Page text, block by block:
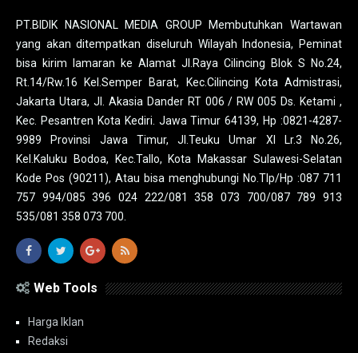
PT.BIDIK NASIONAL MEDIA GROUP Membutuhkan Wartawan
yang akan ditempatkan diseluruh Wilayah Indonesia, Peminat
bisa kirim lamaran ke Alamat Jl.Raya Cilincing Blok S No.24,
Rt.14/Rw.16 Kel.Semper Barat, Kec.Cilincing Kota Admistrasi,
Jakarta Utara, Jl. Akasia Dander RT 006 / RW 005 Ds. Ketami ,
Kec. Pesantren Kota Kediri. Jawa Timur 64139, Hp :0821-4287-
9989 Provinsi Jawa Timur, Jl.Teuku Umar XI Lr.3 No.26,
Kel.Kaluku Bodoa, Kec.Tallo, Kota Makassar Sulawesi-Selatan
Kode Pos (90211), Atau bisa menghubungi No.Tlp/Hp :087 711
757 994/085 396 024 222/081 358 073 700/087 789 913
535/081 358 073 700.
Web Tools
Harga Iklan
Redaksi